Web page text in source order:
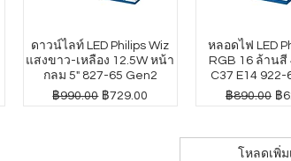
ดาวน์ไลท์ LED Philips Wiz
แสงขาว-เหลือง 12.5W หน้า
กลม 5" 827-65 Gen2
ราคาปกติ
฿990.00 ราคาขายลด
฿729.00
หลอดไฟ LED
RGB 16 ล้านสี
C37 E14 922-
ราคาปกติ
฿890.00 ร
฿
โหลดเพิ่ม